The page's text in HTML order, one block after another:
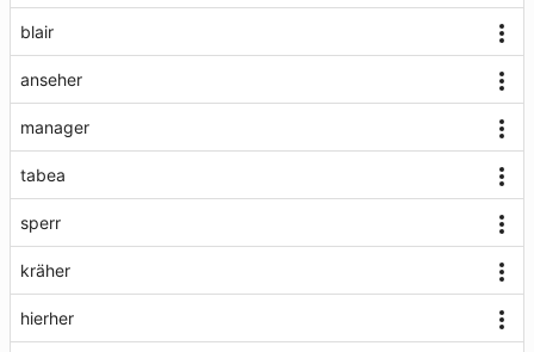
blair
anseher
manager
tabea
sperr
kräher
hierher